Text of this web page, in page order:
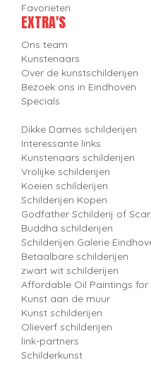
Favorieten
EXTRA'S
Ons team
Kunstenaars
Over de kunstschilderijen
Bezoek ons in Eindhoven
Specials
Dikke Dames schilderijen
Interessante links
Kunstenaars schilderijen
Vrolijke schilderijen
Koeien schilderijen
Schilderijen Kopen
Godfather Schilderij of
Buddha schilderijen
Schilderijen Galerie
Betaalbare schilderijen
zwart wit schilderijen
Affordable Oil Paintings for
Kunst aan de muur
Kunst schilderijen
Olieverf schilderijen
link-partners
Schilderkunst